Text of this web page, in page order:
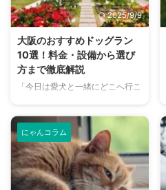
2025/9/9
大阪のおすすめドッグラン
10選！料金・設備から選び
方まで徹底解説
「今日は愛犬と一緒にどこへ行こ
か？大阪には、広大な敷地でのび
のびと遊べるドッグランから、都
心でアクセスしやすい便利な施設
まで、魅力的なドッグランがたく
さんあります。 しかし、「初め
てドッグランに行くから不安」
にゃんコラム